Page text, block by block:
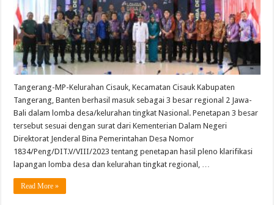
Tangerang-MP-Kelurahan Cisauk, Kecamatan Cisauk Kabupaten
Tangerang, Banten berhasil masuk sebagai 3 besar regional 2 Jawa-
Bali dalam lomba desa/kelurahan tingkat Nasional. Penetapan 3 besar
tersebut sesuai dengan surat dari Kementerian Dalam Negeri
Direktorat Jenderal Bina Pemerintahan Desa Nomor
1834/Peng/DIT.V/VIII/2023 tentang penetapan hasil pleno klarifikasi
lapangan lomba desa dan kelurahan tingkat regional, …
Read More »